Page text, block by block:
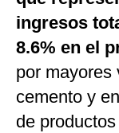
ingresos
8.6% en el
por mayores
cemento y
de